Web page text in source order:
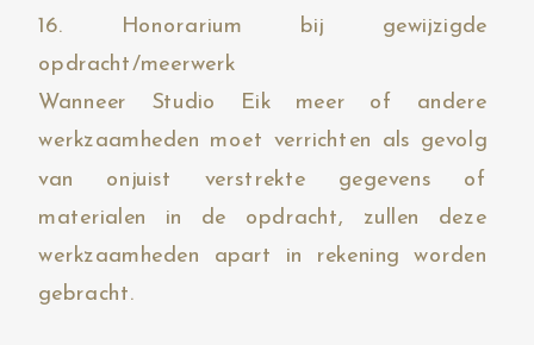
16. Honorarium bij gewijzigde
opdracht/meerwerk
Wanneer Studio Eik meer of andere
werkzaamheden moet verrichten als gevolg
van onjuist verstrekte gegevens of
materialen in de opdracht, zullen deze
werkzaamheden apart in rekening worden
gebracht.